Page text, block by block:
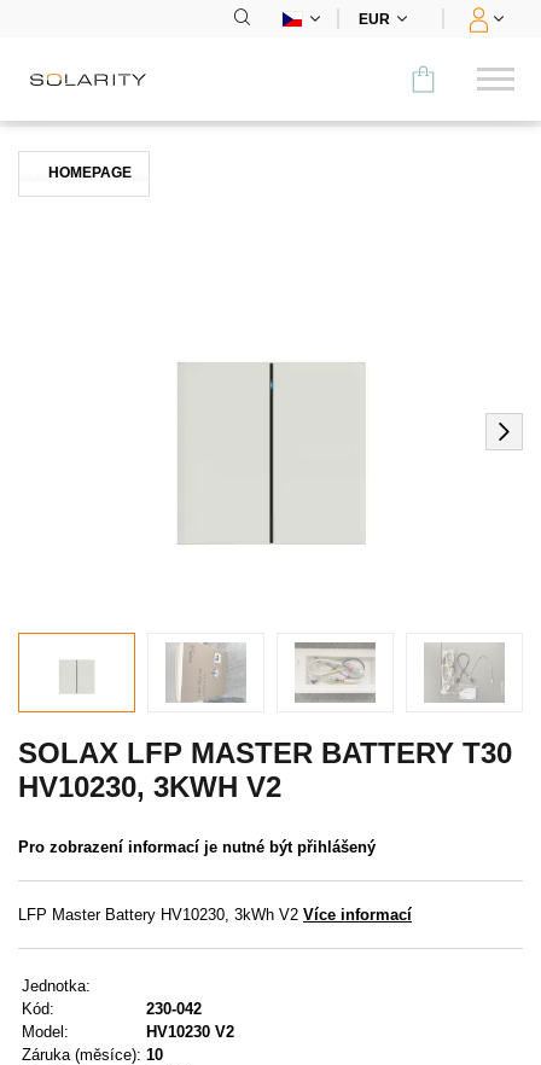
EUR
KONTAKTY
UŽIVATELSKÉ MENU
Menu
Přihlášení
Registrace
HOMEPAGE
SOLAX LFP MASTER BATTERY T30
HV10230, 3KWH V2
Pro zobrazení informací je nutné být přihlášený
LFP Master Battery HV10230, 3kWh V2 Více informací
Jednotka:
Kód:
230-042
Model:
HV10230 V2
Záruka (měsíce): 10